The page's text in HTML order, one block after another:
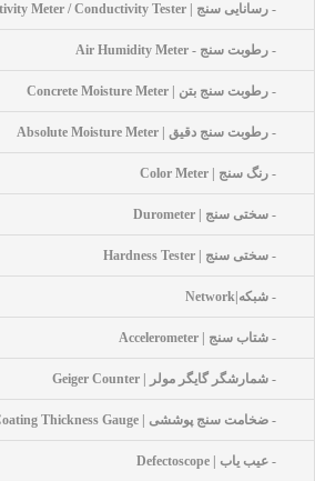
- رسانایی سنج | Conductivity Meter / Conductivity Tester
- رطوبت سنج - Air Humidity Meter
- رطوبت سنج بتن | Concrete Moisture Meter
- رطوبت سنج دقیق | Absolute Moisture Meter
- رنگ سنج | Color Meter
- سختی سنج | Durometer
- سختی سنج | Hardness Tester
- شبکه|network
- شتاب سنج | Accelerometer
- شمارشگر گایگر مولر | Geiger Counter
- ضخامت سنج پوششی | Coating Thickness Gauge
- عیب یاب | Defectoscope